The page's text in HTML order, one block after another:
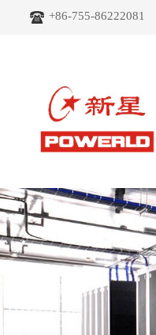
+86-755-86222081